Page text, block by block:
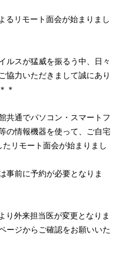
るリモート面会が始まりまし
ルスが猛威を振るう中、日々
協力いただきまして誠にあり
＊
共通でパソコン・スマートフ
の情報機器を使って、ご自宅
リモート面会が始まりまし
事前に予約が必要となりま
外来担当医が変更となりま
ージからご確認をお願いいた